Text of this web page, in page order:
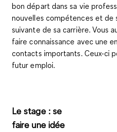
bon départ dans sa vie
nouvelles compétences et de
suivante de sa carrière. Vous
faire connaissance avec une
contacts importants. Ceux-ci
futur emploi.
Le stage : se
faire une idée